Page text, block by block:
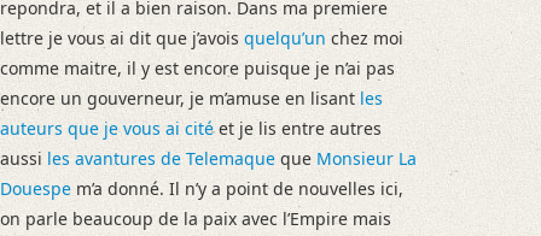
repondra, et il a bien raison. Dans ma premiere
lettre je vous ai dit que j’avois quelqu’un chez moi
comme maitre, il y est encore puisque je n’ai pas
encore un gouverneur, je m’amuse en lisant les
auteurs que je vous ai citéet je lis entre autres
aussi les avantures de Telemaque que Monsieur La
Douespe m’a donné. Il n’y a point de nouvelles ici,
on parle beaucoup de la paix avec l’Empire mais